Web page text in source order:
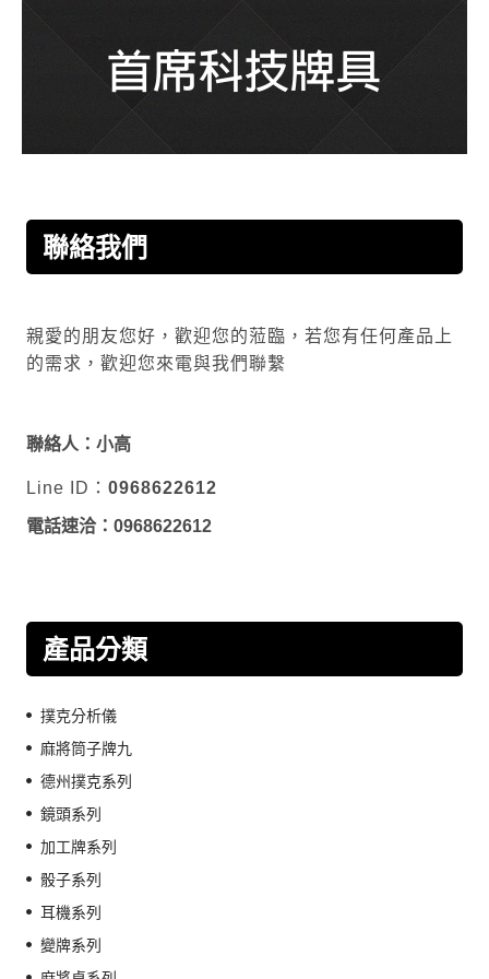
聯絡我們
親愛的朋友您好，歡迎您的蒞臨，若您有任何產品上
的需求，歡迎您來電與我們聯繫
聯絡人：小高
Line ID：0968622612
電話速洽：0968622612
產品分類
撲克分析儀
麻將筒子牌九
德州撲克系列
鏡頭系列
加工牌系列
骰子系列
耳機系列
變牌系列